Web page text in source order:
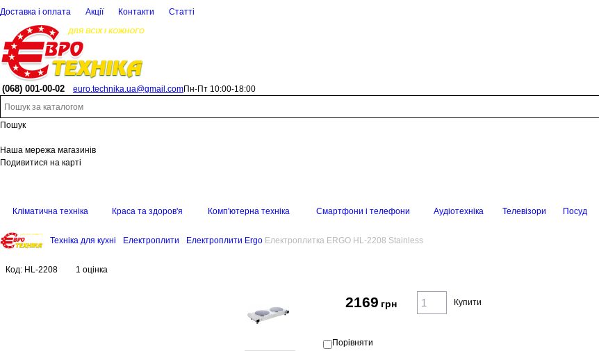
Доставка і оплата Акції Контакти Статті
(068) 001-00-02 euro.technika.ua@gmail.comПн-Пт 10:00-18:00
Пошук
Наша мережа магазинів
Подивитися на карті
Кліматична техніка Краса та здоров'я Комп'ютерна техніка Смартфони і телефони Аудіотехніка Телевізори Посуд
Техніка для кухні Електроплити Електроплити Ergo Електроплитка ERGO HL-2208 Stainless
Код: HL-2208 1 оцінка
2169 грн Купити
Порівняти